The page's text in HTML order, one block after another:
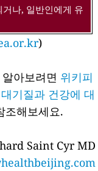
나, 일반인에게 유
)
아보려면 위키피
대기질과 건강에 대
조해보세요.
Saint Cyr MD